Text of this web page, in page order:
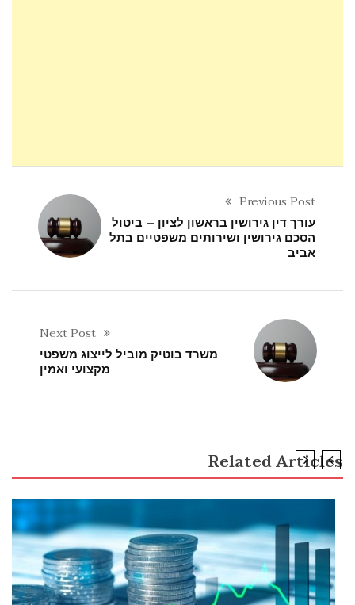
Previous Post
עורך דין גירושין בראשון לציון – ביטול
הסכם גירושין ושירותים משפטיים בתל
אביב
Next Post
משרד בוטיק מוביל לייצוג משפטי
מקצועי ואמין
Related Articles